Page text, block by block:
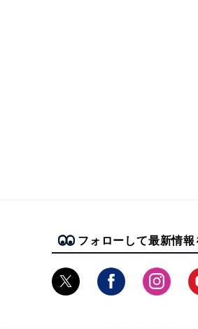
フォローして最新情